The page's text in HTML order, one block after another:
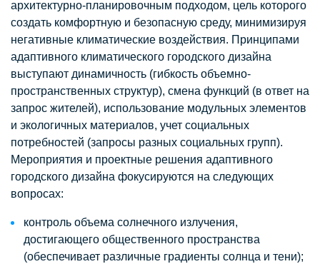
архитектурно-планировочным подходом, цель которого
создать комфортную и безопасную среду, минимизируя
негативные климатические воздействия. Принципами
адаптивного климатического городского дизайна
выступают динамичность (гибкость объемно-
пространственных структур), смена функций (в ответ на
запрос жителей), использование модульных элементов
и экологичных материалов, учет социальных
потребностей (запросы разных социальных групп).
Мероприятия и проектные решения адаптивного
городского дизайна фокусируются на следующих
вопросах:
контроль объема солнечного излучения,
достигающего общественного пространства
(обеспечивает различные градиенты солнца и тени);